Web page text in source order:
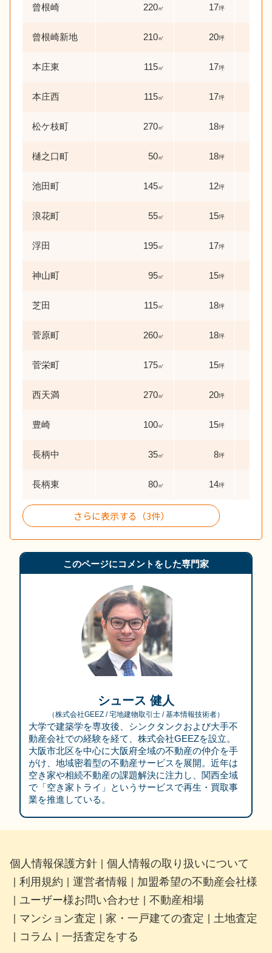
曾根崎 220㎡ 17坪
曾根崎新地 210㎡ 20坪
本庄東 115㎡ 17坪
本庄西 115㎡ 17坪
松ケ枝町 270㎡ 18坪
樋之口町 50㎡ 18坪
池田町 145㎡ 12坪
浪花町 55㎡ 15坪
浮田 195㎡ 17坪
神山町 95㎡ 15坪
芝田 115㎡ 18坪
菅原町 260㎡ 18坪
菅栄町 175㎡ 15坪
西天満 270㎡ 20坪
豊崎 100㎡ 15坪
長柄中 35㎡ 8坪
長柄東 80㎡ 14坪
さらに表示する（3件）
このページにコメントをした専門家
シュース 健人
（株式会社GEEZ / 宅地建物取引士 / 基本情報技術者）
大学で建築学を専攻後、シンクタンクおよび大手不
動産会社での経験を経て、株式会社GEEZを設立。
大阪市北区を中心に大阪府全域の不動産の仲介を手
がけ、地域密着型の不動産サービスを展開。近年は
空き家や相続不動産の課題解決に注力し、関西全域
で「空き家トライ」というサービスで再生・買取事
業を推進している。
個人情報保護方針 個人情報の取り扱いについて
利用規約 運営者情報 加盟希望の不動産会社様
ユーザー様お問い合わせ 不動産相場
マンション査定 家・一戸建ての査定 土地査定
コラム 一括査定をする